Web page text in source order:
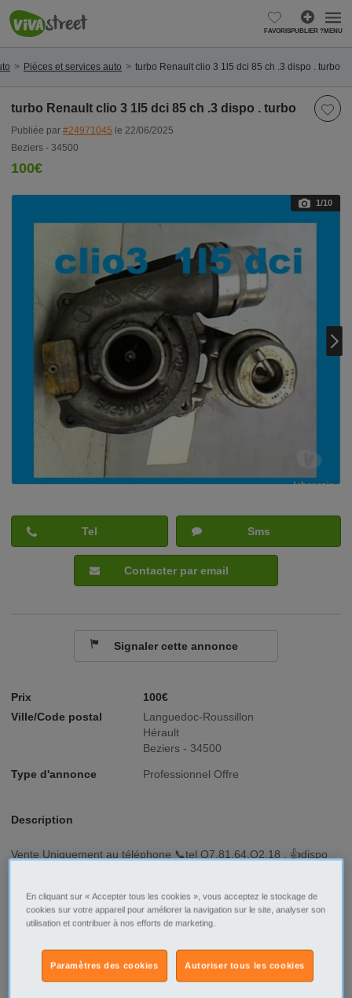
FAVORISPUBLIER ?MENU
Pièces et services auto turbo Renault clio 3 1l5 dci 85 ch .3 dispo . turbo
turbo Renault clio 3 1l5 dci 85 ch .3 dispo . turbo
Publiée par #24971045 le 22/06/2025
Beziers - 34500
100€
1/10
Prix
100€
Ville/Code postal
Languedoc-Roussillon
Hérault
Beziers - 34500
Type d'annonce Professionnel Offre
Description
vente Uniquement au téléphone 📞tel O7.81.64.O2.18 . 👍dispo
turbo Renault clio 3 1l5 dci 85 ch .3 dispo . turbo Renault clio 3 65
ch 1l5 d prix 100 euro comme neuf .
toute pièces dispo envoi possible vente Uniquement téléphone
Tel Sms
Contacter par email
Signaler cette annonce
En cliquant sur « Accepter tous les cookies », vous acceptez le stockage de
cookies sur votre appareil pour améliorer la navigation sur le site, analyser son
utilisation et contribuer à nos efforts de marketing.
Autoriser tous les cookies
Paramètres des cookies